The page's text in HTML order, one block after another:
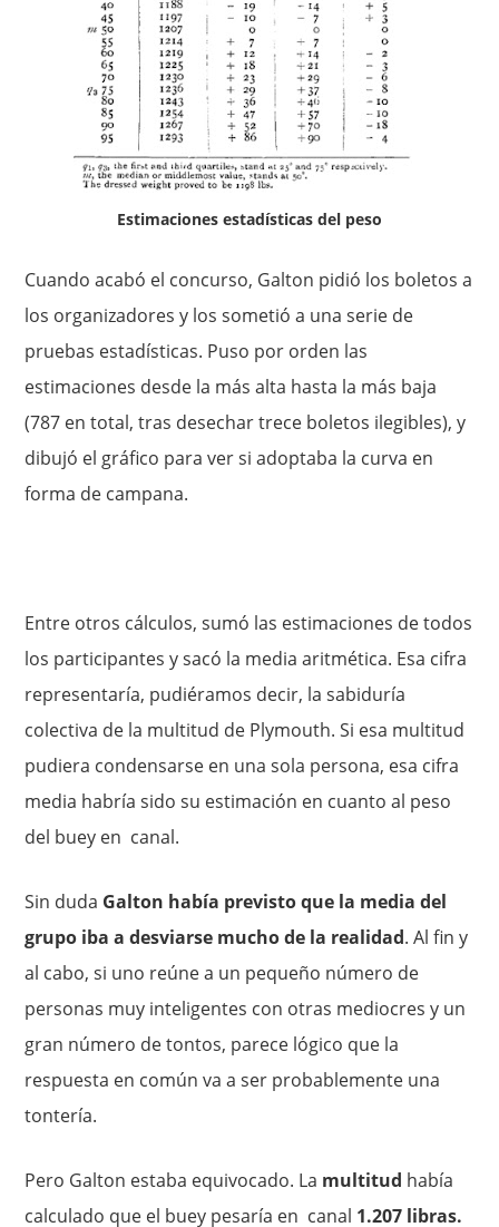
Estimaciones estadísticas del peso
Cuando acabó el concurso, Galton pidió los boletos a
los organizadores y los sometió a una serie de
pruebas estadísticas. Puso por orden las
estimaciones desde la más alta hasta la más baja
(787 en total, tras desechar trece boletos ilegibles), y
dibujó el gráfico para ver si adoptaba la curva en
forma de campana.
Entre otros cálculos, sumó las estimaciones de todos
los participantes y sacó la media aritmética. Esa cifra
representaría, pudiéramos decir, la sabiduría
colectiva de la multitud de Plymouth. Si esa multitud
pudiera condensarse en una sola persona, esa cifra
media habría sido su estimación en cuanto al peso
del buey en canal.
Sin duda Galton había previsto que la media del
grupo iba a desviarse mucho de la realidad. Al fin y
al cabo, si uno reúne a un pequeño número de
personas muy inteligentes con otras mediocres y un
gran número de tontos, parece lógico que la
respuesta en co­mún va a ser probablemente una
tontería.
Pero Galton estaba equi­vocado. La multitud había
calculado que el buey pesaría en canal 1.207 libras.